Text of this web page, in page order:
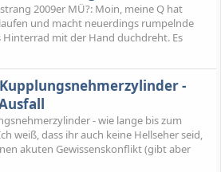
2009er MÜ?: Moin, meine Q hat
und macht neuerdings rumpelnde
Hinterrad mit der Hand duchdreht. Es
-
- wie lange bis zum
weiß, dass ihr auch keine Hellseher seid,
akuten Gewissenskonflikt (gibt aber